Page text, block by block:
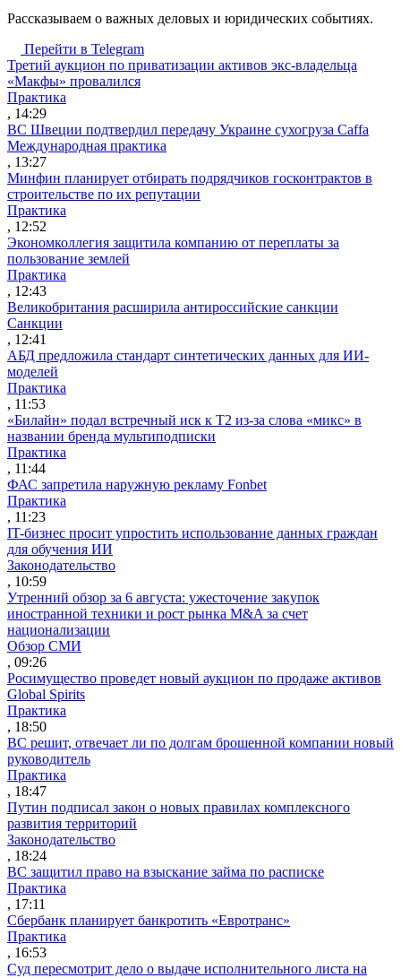
Рассказываем о важных деловых и юридических событиях.
Перейти в Telegram
Третий аукцион по приватизации активов экс-владельца
«Макфы» провалился
Практика
, 14:29
ВС Швеции подтвердил передачу Украине сухогруза Caffa
Международная практика
, 13:27
Минфин планирует отбирать подрядчиков госконтрактов в
строительстве по их репутации
Практика
, 12:52
Экономколлегия защитила компанию от переплаты за
пользование землей
Практика
, 12:43
Великобритания расширила антироссийские санкции
Санкции
, 12:41
АБД предложила стандарт синтетических данных для ИИ-
моделей
Практика
, 11:53
«Билайн» подал встречный иск к Т2 из-за слова «микс» в
названии бренда мультиподписки
Практика
, 11:44
ФАС запретила наружную рекламу Fonbet
Практика
, 11:23
IT-бизнес просит упростить использование данных граждан
для обучения ИИ
Законодательство
, 10:59
Утренний обзор за 6 августа: ужесточение закупок
иностранной техники и рост рынка M&A за счет
национализации
Обзор СМИ
, 09:26
Росимущество проведет новый аукцион по продаже активов
Global Spirits
Практика
, 18:50
ВС решит, отвечает ли по долгам брошенной компании новый
руководитель
Практика
, 18:47
Путин подписал закон о новых правилах комплексного
развития территорий
Законодательство
, 18:24
ВС защитил право на взыскание займа по расписке
Практика
, 17:11
Сбербанк планирует банкротить «Евротранс»
Практика
, 16:53
Суд пересмотрит дело о выдаче исполнительного листа на